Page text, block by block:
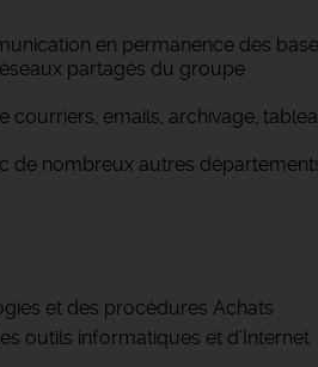
en permanence des
partagés du groupe
emails, archivage,
nombreux autres
et des procédures Achats
outils informatiques et d’Internet